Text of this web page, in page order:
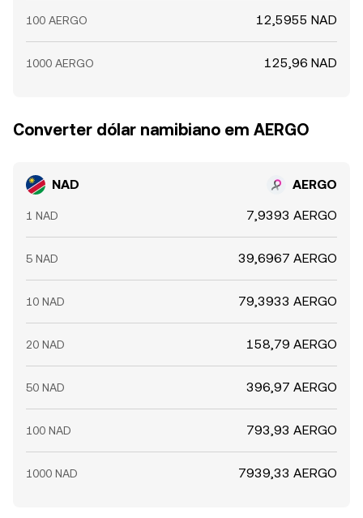
100 AERGO 12,5955 NAD
1000 AERGO 125,96 NAD
Converter dólar namibiano em AERGO
NAD AERGO
1 NAD 7,9393 AERGO
5 NAD 39,6967 AERGO
10 NAD 79,3933 AERGO
20 NAD 158,79 AERGO
50 NAD 396,97 AERGO
100 NAD 793,93 AERGO
1000 NAD 7939,33 AERGO